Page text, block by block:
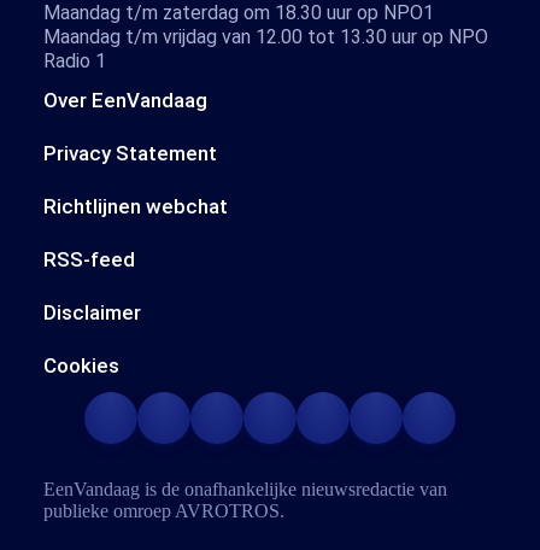
Over EenVandaag
Privacy Statement
Richtlijnen webchat
RSS-feed
Disclaimer
Cookies
Maandag t/m zaterdag om 18.30 uur op NPO1
Maandag t/m vrijdag van 12.00 tot 13.30 uur op NPO
Radio 1
EenVandaag is de onafhankelijke nieuwsredactie van
publieke omroep AVROTROS.